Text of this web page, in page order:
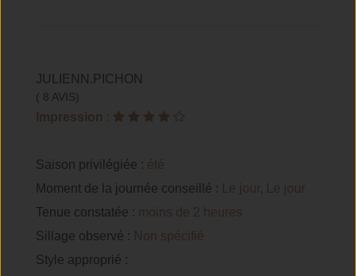
JULIENN.PICHON
( 8 AVIS)
Impression :
Saison privilégiée : été
Moment de la journée conseillé :
Le jour, Le jour
Tenue constatée :
moins de 2 heures
Sillage observé : Non spécifié
Style approprié :